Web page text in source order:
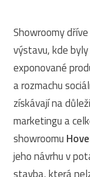
Showroomy
výstavu, kde
exponované
a rozmachu
získávají na
marketingu a
showroomu
jeho návrhu v